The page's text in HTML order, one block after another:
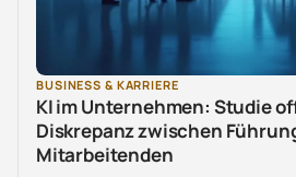
BUSINESS & KARRIERE
KI im Unternehmen: Studie
Diskrepanz zwischen
Mitarbeitenden